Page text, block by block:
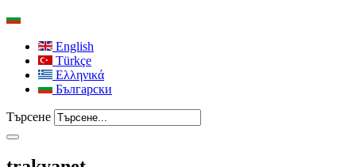
English
Türkçe
Ελληνικά
Български
Търсене